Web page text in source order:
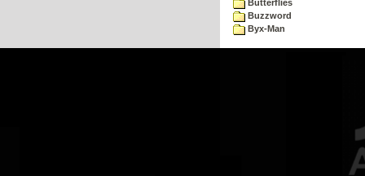
Butterflies
Buzzword
Byx-Man